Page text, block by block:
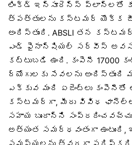
లింక్డ్ ఇన్సూరెన్స్ ప్లాన్‌లతో
త్పత్తులను కస్టమర్ యొక్క
అందిస్తుంది. ABSLI తన
ఎండ్ ఫైనాన్షియల్ సర్వీస్
కట్టుబడి ఉంది. కంపెనీ 17000
ద్యోగులకు సేవలను
ఎక్కువ మంది ఏజెంట్లు కంపెనీతో
కస్టమర్‌గా, మీరు వివిధ
సహాయ బృందాన్ని
అత్యంత సమర్ధవంతంగా